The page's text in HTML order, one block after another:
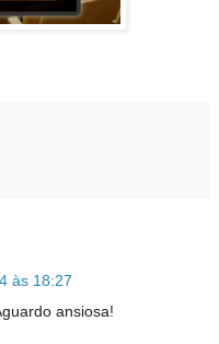
às 18:27
ansiosa!